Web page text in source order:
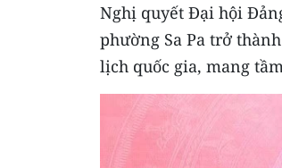
Nghị quyết Đại hội
phường Sa Pa trở
lịch quốc gia, mang